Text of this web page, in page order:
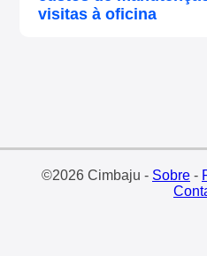
visitas à oficina
©2026 Cimbaju - Sobre-